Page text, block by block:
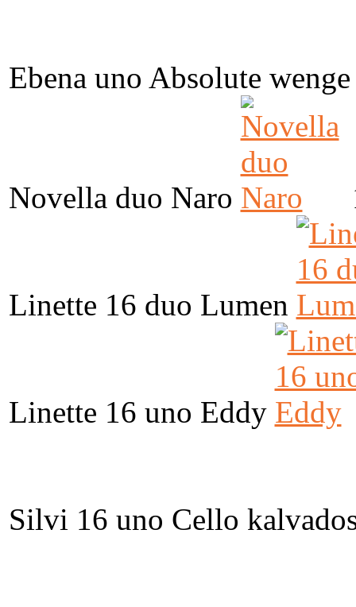
Ebena uno Absolute wenge
Novella duo Naro
Linette 16 duo Lumen
Linette 16 uno Eddy
Silvi 16 uno Cello